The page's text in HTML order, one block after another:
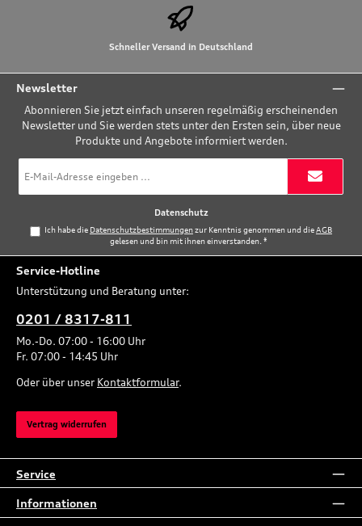
Schneller Versand in Deutschland
Newsletter
Abonnieren Sie jetzt einfach unseren regelmäßig erscheinenden
Newsletter und Sie werden stets unter den Ersten sein, über neue
Produkte und Angebote informiert werden.
Mail-
Adresse
Datenschutz
Ich habe die Datenschutzbestimmungenzur Kenntnis genommen und dieAGB
gelesen und bin mit ihnen einverstanden.*
Service-Hotline
Unterstützung und Beratung unter:
0201 / 8317-811
Mo.-Do. 07:00 - 16:00 Uhr
Fr. 07:00 - 14:45 Uhr
Oder über unser Kontaktformular.
Vertrag widerrufen
Service
Informationen